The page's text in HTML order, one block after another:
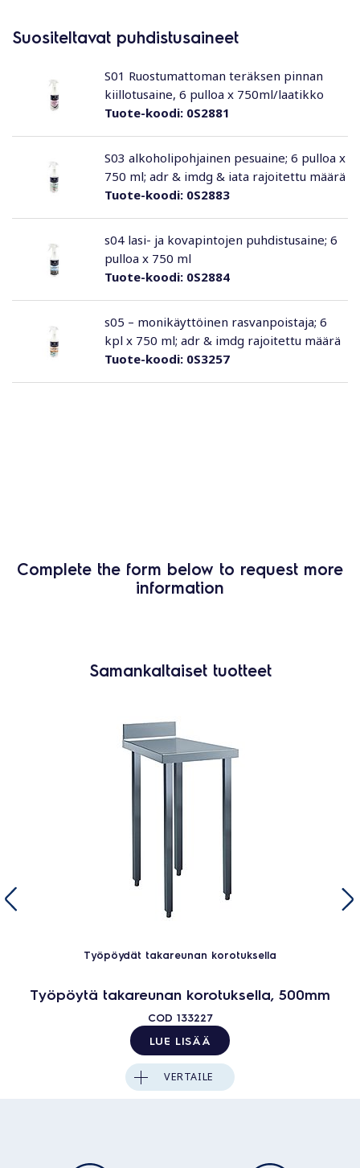
Suositeltavat puhdistusaineet
Tuote-koodi:0S2881
S01 Ruostumattoman teräksen pinnan
kiillotusaine, 6 pulloa x 750ml/laatikko
Tuote-koodi:0S2883
S03 alkoholipohjainen pesuaine; 6 pulloa x
750 ml; adr & imdg & iata rajoitettu määrä
Tuote-koodi:0S2884
s04 lasi- ja kovapintojen puhdistusaine; 6
pulloa x 750 ml
Tuote-koodi:0S3257
s05 – monikäyttöinen rasvanpoistaja; 6
kpl x 750 ml; adr & imdg rajoitettu määrä
Complete the form below to request more
information
Samankaltaiset tuotteet
Työpöydät takareunan korotuksella
Työpöytä takareunan korotuksella, 500mm
COD 133227
LUE LISÄÄ
VERTAILE